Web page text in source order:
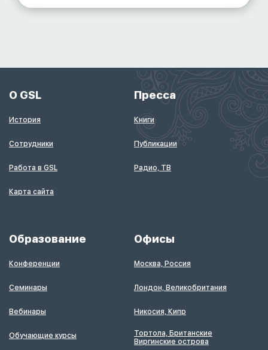
О GSL
История
Сотрудники
Работа в GSL
Карта сайта
Пресса
Книги
Публикации
Радио, ТВ
Образование
Конференции
Семинары
Вебинары
Обучающие курсы
Офисы
Москва, Россия
Лондон, Великобритания
Никосия, Кипр
Тортола, Британские
Виргинские острова